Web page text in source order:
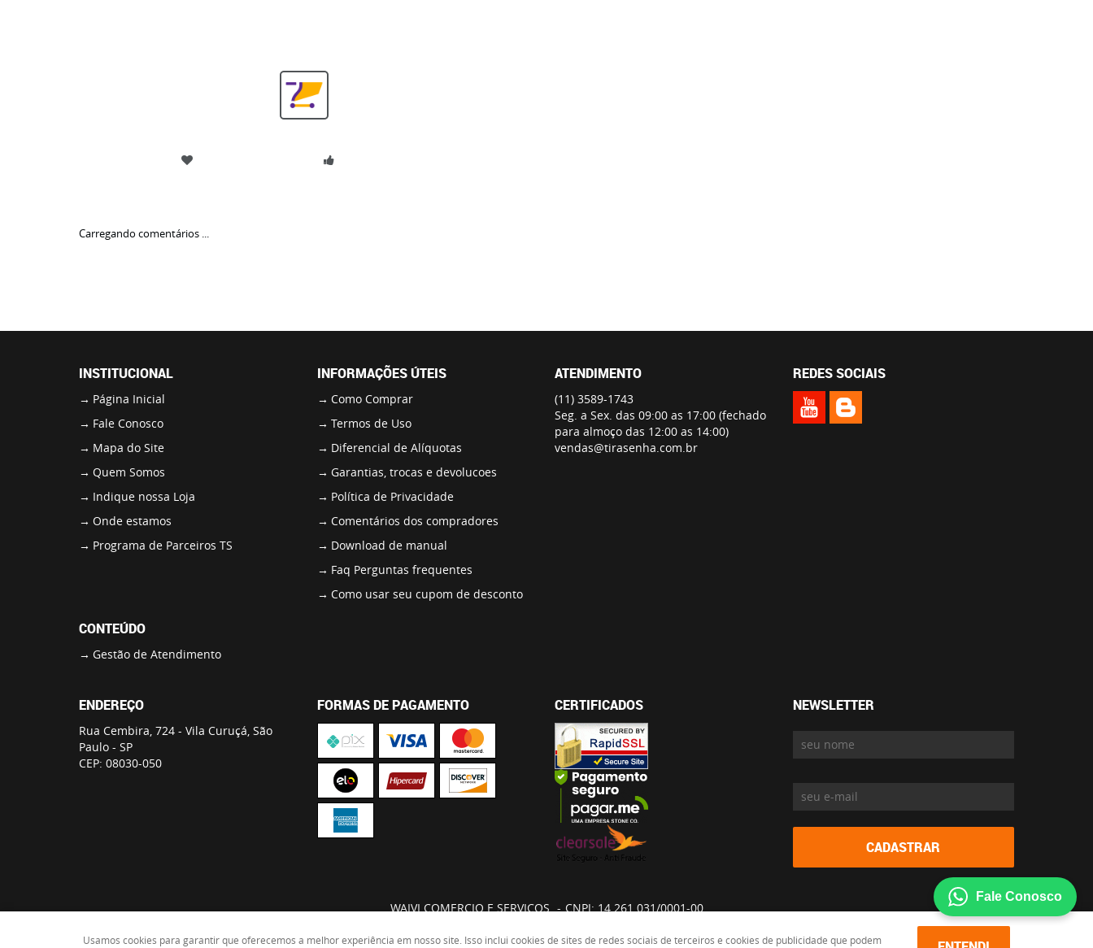
Carregando comentários ...
INSTITUCIONAL
Página Inicial
Fale Conosco
Mapa do Site
Quem Somos
Indique nossa Loja
Onde estamos
Programa de Parceiros TS
INFORMAÇÕES ÚTEIS
Como Comprar
Termos de Uso
Diferencial de Alíquotas
Garantias, trocas e devolucoes
Política de Privacidade
Comentários dos compradores
Download de manual
Faq Perguntas frequentes
Como usar seu cupom de desconto
CONTEÚDO
Gestão de Atendimento
ATENDIMENTO
(11) 3589-1743
Seg. a Sex. das 09:00 as 17:00 (fechado
para almoço das 12:00 as 14:00)
vendas@tirasenha.com.br
REDES SOCIAIS
ENDEREÇO
Rua Cembira, 724 - Vila Curuçá, São
Paulo - SP
CEP: 08030-050
FORMAS DE PAGAMENTO CERTIFICADOS NEWSLETTER
CADASTRAR
WAIVI COMERCIO E SERVICOS CNPJ: 14.261.031/0001-00
Usamos cookies para garantir que oferecemos a melhor experiência em nosso site. Isso inclui cookies de sites de redes sociais de terceiros e cookies de publicidade que podem
Fale Conosco